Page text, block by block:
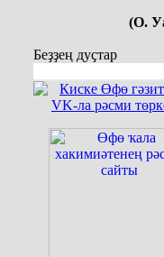
(О.
Беҙҙең дуҫтар